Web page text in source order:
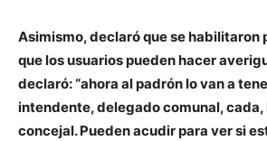
Asimismo, declaró que se habilitaron
que los usuarios pueden hacer
declaró: “ahora al padrón lo van a
intendente, delegado comunal,
concejal. Pueden acudir para ver si